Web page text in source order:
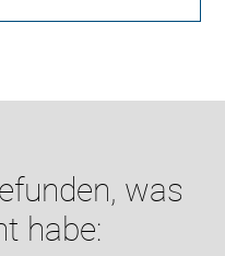
was
habe: